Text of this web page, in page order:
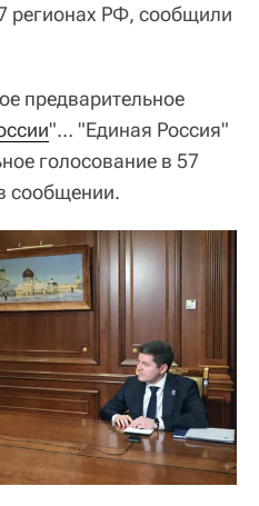
регионах РФ, сообщили
предварительное
"… "Единая Россия"
голосование в 57
сообщении.